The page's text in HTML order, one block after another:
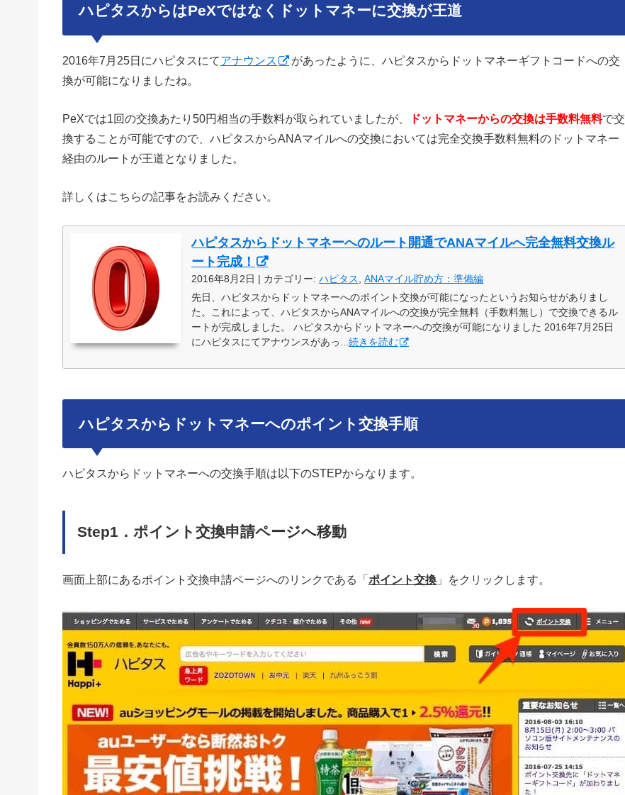
ハピタスからはPeXではなくドットマネーに交換が王道
2016年7月25日にハピタスにてアナウンス
があったように、ハピタスからドットマネーギフトコードへの交
換が可能になりましたね。
PeXでは1回の交換あたり50円相当の手数料が取られていましたが、 ドットマネーからの交換は手数料無料で交
換することが可能ですので、ハピタスからANAマイルへの交換においては完全交換手数料無料のドットマネー
経由のルートが王道となりました。
詳しくはこちらの記事をお読みください。
ハピタスからドットマネーへのルート開通でANAマイルへ完全無料交換ル
ート完成！
2016年8月2日 | カテゴリー:ハピタス ,ANAマイル貯め方：準備編
先日、ハピタスからドットマネーへのポイント交換が可能になったというお知らせがありまし
た。これによって、ハピタスからANAマイルへの交換が完全無料（手数料無し）で交換できるル
ートが完成しました。 ハピタスからドットマネーへの交換が可能になりました 2016年7月25日
にハピタスにてアナウンスがあっ...続きを読む
ハピタスからドットマネーへのポイント交換手順
ハピタスからドットマネーへの交換手順は以下のSTEPからなります。
Step1．ポイント交換申請ページへ移動
画面上部にあるポイント交換申請ページへのリンクである「ポイント交換 」をクリックします。